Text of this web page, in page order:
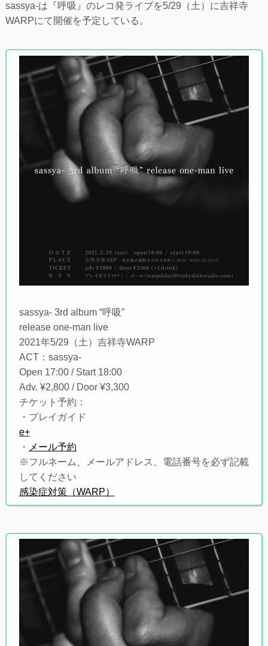
sassya-は『呼吸』のレコ発ライブを5/29（土）に吉祥寺
WARPにて開催を予定している。
sassya- 3rd album “呼吸”
release one-man live
2021年5/29（土）吉祥寺WARP
ACT：sassya-
Open 17:00 / Start 18:00
Adv. ¥2,800 / Door ¥3,300
チケット予約：
・プレイガイド
e+
・ メール予約
※フルネーム、メールアドレス、電話番号を必ず記載
してください
感染症対策（WARP）